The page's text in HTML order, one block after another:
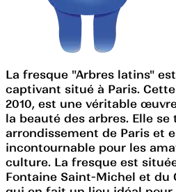
La fresque "Arbres latins"
captivant situé à Paris.
2010, est une véritable
la beauté des arbres. Elle
arrondissement de Paris et
incontournable pour les
culture. La fresque est
Fontaine Saint-Michel et du